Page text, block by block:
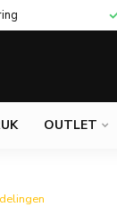
OUTLET